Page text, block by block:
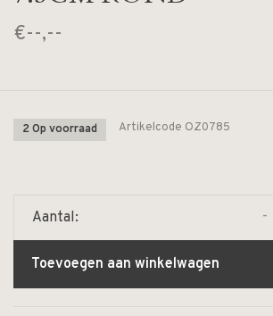
€--,--
2 Op voorraad Artikelcode OZ0785
Aantal: -
Toevoegen aan winkelwagen